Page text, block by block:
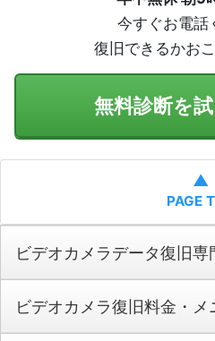
今すぐお電話
復旧できるかお
無料診断を
▲
PAGE
ビデオカメラデータ復旧専
ビデオカメラ復旧料金・メ